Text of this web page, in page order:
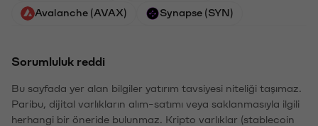
Avalanche (AVAX) Synapse (SYN)
Sorumluluk reddi
Bu sayfada yer alan bilgiler yatırım tavsiyesi niteliği taşımaz.
Paribu, dijital varlıkların alım-satımı veya saklanmasıyla ilgili
herhangi bir öneride bulunmaz. Kripto varlıklar (stablecoin